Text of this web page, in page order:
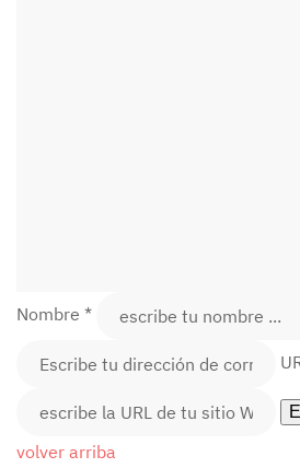
Nombre *
volver arriba